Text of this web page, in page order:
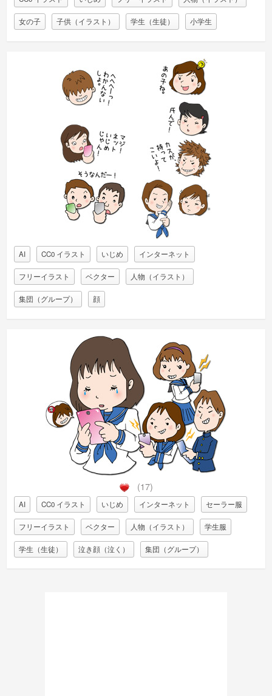
女の子 子供（イラスト） 学生（生徒） 小学生
AI CC0 イラスト いじめ インターネット
フリーイラスト ベクター 人物（イラスト）
集団（グループ） 顔
(17)
AI CC0 イラスト いじめ インターネット セーラー服
フリーイラスト ベクター 人物（イラスト） 学生服
学生（生徒） 泣き顔（泣く） 集団（グループ）